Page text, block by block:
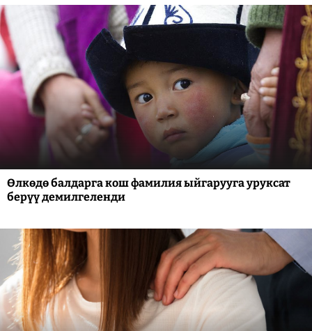
Өлкөдө балдарга кош фамилия ыйгарууга уруксат
берүү демилгеленди